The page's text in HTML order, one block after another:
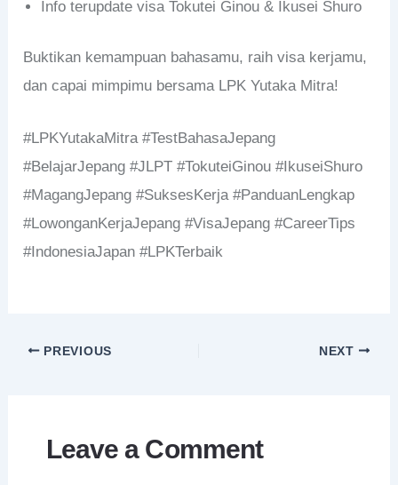
Info terupdate visa Tokutei Ginou & Ikusei Shuro
Buktikan kemampuan bahasamu, raih visa kerjamu,
dan capai mimpimu bersama LPK Yutaka Mitra!
#LPKYutakaMitra #TestBahasaJepang
#BelajarJepang #JLPT #TokuteiGinou #IkuseiShuro
#MagangJepang #SuksesKerja #PanduanLengkap
#LowonganKerjaJepang #VisaJepang #CareerTips
#IndonesiaJapan #LPKTerbaik
PREVIOUS NEXT
Leave a Comment